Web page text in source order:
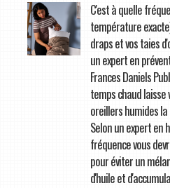
C'est à quelle
température
draps et vos taies
un expert en
Frances Daniels
temps chaud laisse
oreillers humides
Selon un expert en
fréquence vous
pour éviter un
d'huile et